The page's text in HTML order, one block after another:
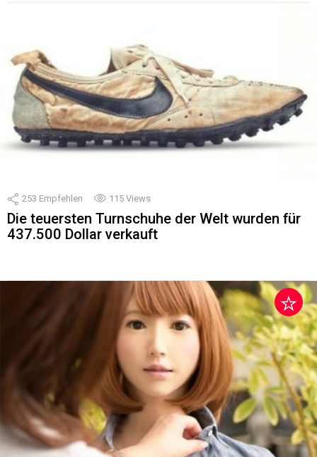
253 Empfehlen 115 Views
Die teuersten Turnschuhe der Welt wurden für
437.500 Dollar verkauft